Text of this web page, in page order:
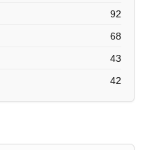
92
68
43
42